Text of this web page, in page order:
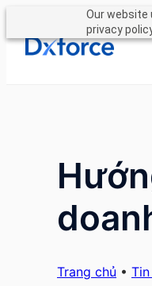
Our website
privacy
đến
phần
Trang chủ •